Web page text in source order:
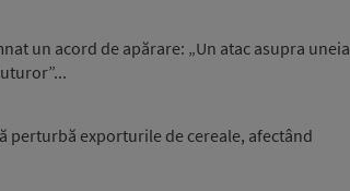
un acord de apărare: „Un atac asupra uneia
perturbă exporturile de cereale, afectând